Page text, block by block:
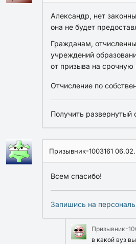
Александр, нет
она не будет
Гражданам,
учреждений
от призыва на срочную
Отчисление по
Получить развернутый
Призывник-1003161
Всем спасибо!
Запишись на
Призывник-
в какой вуз